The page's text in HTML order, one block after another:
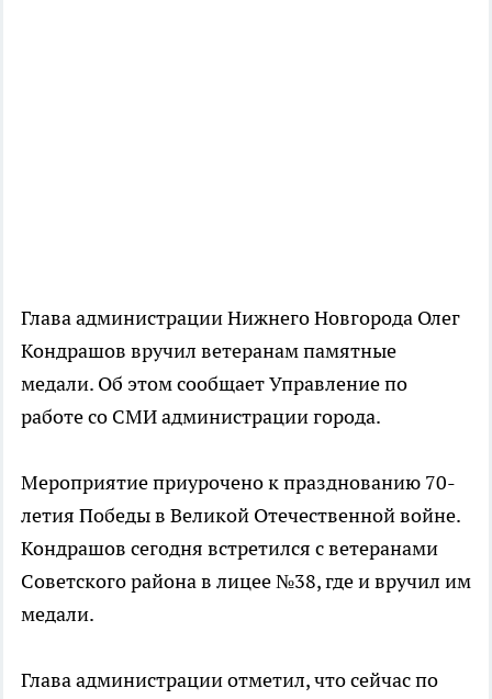
Глава администрации Нижнего Новгорода Олег
Кондрашов вручил ветеранам памятные
медали. Об этом сообщает Управление по
работе со СМИ администрации города.
Мероприятие приурочено к празднованию 70-
летия Победы в Великой Отечественной войне.
Кондрашов сегодня встретился с ветеранами
Советского района в лицее №38, где и вручил им
медали.
Глава администрации отметил, что сейчас по